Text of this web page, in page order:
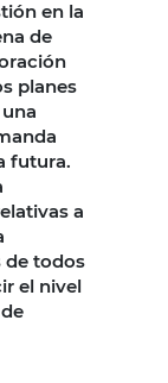
en la
de
planes
futura.
a
de todos
el nivel